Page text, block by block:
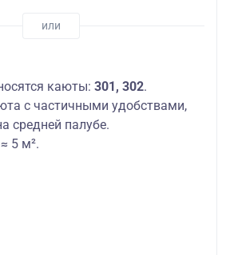
каюты: 301, 302.
с частичными удобствами,
средней палубе.
5 м².